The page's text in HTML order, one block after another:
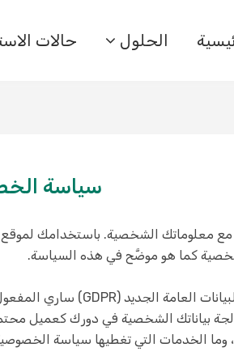
الحلول حالات
سياسة
كما هو موضَّح في هذه السياسة.
بياناتك الشخصية في دورك كعميل